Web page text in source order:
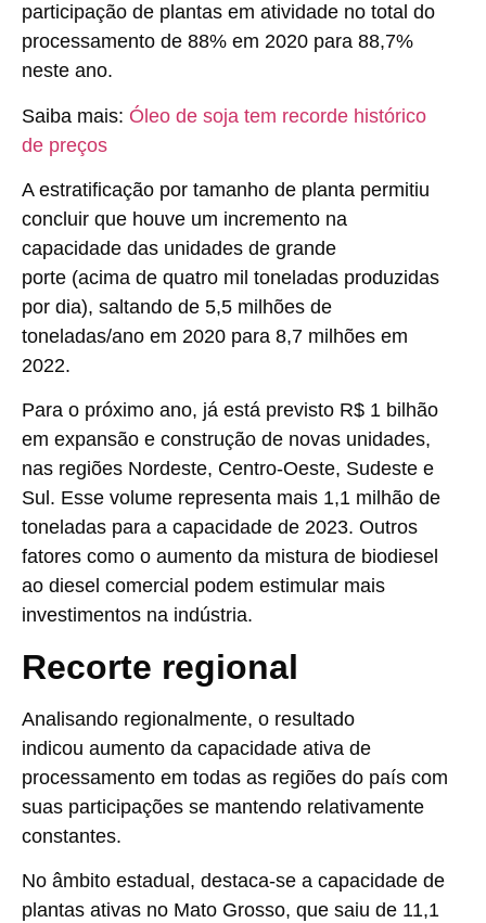
participação de plantas em atividade no total do
processamento de 88% em 2020 para 88,7%
neste ano.
Saiba mais: Óleo de soja tem recorde histórico
de preços
A estratificação por tamanho de planta permitiu
concluir que houve um incremento na
capacidade das unidades de grande
porte (acima de quatro mil toneladas produzidas
por dia), saltando de 5,5 milhões de
toneladas/ano em 2020 para 8,7 milhões em
2022.
Para o próximo ano, já está previsto R$ 1 bilhão
em expansão e construção de novas unidades,
nas regiões Nordeste, Centro-Oeste, Sudeste e
Sul. Esse volume representa mais 1,1 milhão de
toneladas para a capacidade de 2023. Outros
fatores como o aumento da mistura de biodiesel
ao diesel comercial podem estimular mais
investimentos na indústria.
Recorte regional
Analisando regionalmente, o resultado
indicou aumento da capacidade ativa de
processamento em todas as regiões do país com
suas participações se mantendo relativamente
constantes.
No âmbito estadual, destaca-se a capacidade de
plantas ativas no Mato Grosso, que saiu de 11,1